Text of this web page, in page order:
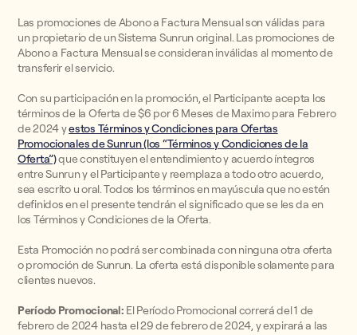
Las promociones de Abono a Factura Mensual son válidas para
un propietario de un Sistema Sunrun original. Las promociones de
Abono a Factura Mensual se consideran inválidas al momento de
transferir el servicio.
Con su participación en la promoción, el Participante acepta los
términos de la Oferta de $6 por 6 Meses de Maximo para Febrero
de 2024 yestos Términos y Condiciones para Ofertas
Promocionales de Sunrun (los “Términos y Condiciones de la
Oferta”)que constituyen el entendimiento y acuerdo íntegros
entre Sunrun y el Participante y reemplaza a todo otro acuerdo,
sea escrito u oral. Todos los términos en mayúscula que no estén
definidos en el presente tendrán el significado que se les da en
los Términos y Condiciones de la Oferta.
Esta Promoción no podrá ser combinada con ninguna otra oferta
o promoción de Sunrun. La oferta está disponible solamente para
clientes nuevos.
Período Promocional: El Período Promocional correrá del 1 de
febrero de 2024 hasta el 29 de febrero de 2024, y expirará a las